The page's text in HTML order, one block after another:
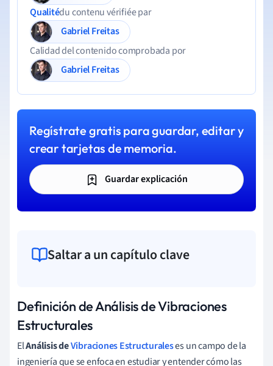
Qualitédu contenu vérifiée par
Gabriel Freitas
Calidad del contenido comprobada por
Gabriel Freitas
Regístrate gratis para guardar, editar y
crear tarjetas de memoria.
Guardar explicación
Saltar a un capítulo clave
Definición de Análisis de Vibraciones
Estructurales
ElAnálisis deVibraciones Estructuraleses un campo de la
ingeniería que se enfoca en estudiar y entender cómo las